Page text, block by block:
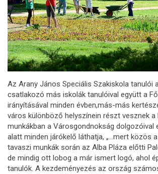
Az Arany János Speciális Szakiskola tanulói
csatlakozó más iskolák tanulóival együtt a
irányításával minden évben,más-más
város különböző helyszínein részt vesznek a
munkákban a Városgondnokság dolgozóival
alatt minden járókelő láthatja, „…mert közös
tavaszi munkák során az Alba Pláza előtti
de mindig ott lobog a már ismert logó, ahol
tanulók. A kezdeményezés az ország